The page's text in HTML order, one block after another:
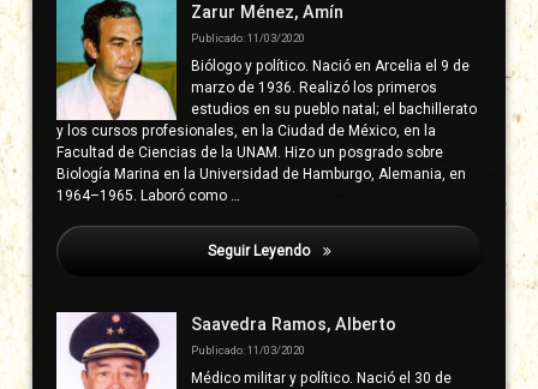
Zarur Ménez, Amín
Publicado: 11/03/2020
Biólogo y político. Nació en Arcelia el 9 de
marzo de 1936. Realizó los primeros
estudios en su pueblo natal; el bachillerato
y los cursos profesionales, en la Ciudad de México, en la
Facultad de Ciencias de la UNAM. Hizo un posgrado sobre
Biología Marina en la Universidad de Hamburgo, Alemania, en
1964–1965. Laboró como …
Seguir Leyendo Álvarez Sotelo, Wilfrido
Saavedra Ramos, Alberto
Publicado: 11/03/2020
Médico militar y político. Nació el 30 de